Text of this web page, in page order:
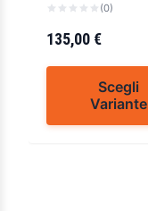
(0)
135,00 €
Scegli
Variante